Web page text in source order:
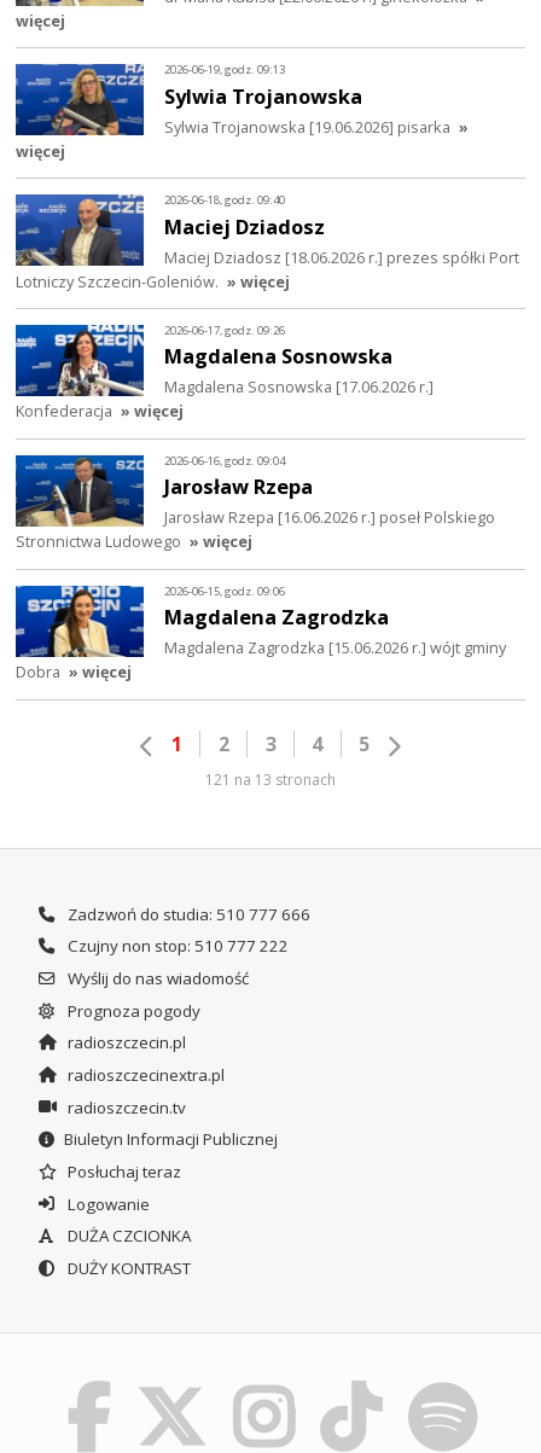
więcej
2026-06-19, godz. 09:13
Sylwia Trojanowska
Sylwia Trojanowska [19.06.2026] pisarka »
więcej
2026-06-18, godz. 09:40
Maciej Dziadosz
Maciej Dziadosz [18.06.2026 r.] prezes spółki Port
Lotniczy Szczecin-Goleniów. » więcej
2026-06-17, godz. 09:26
Magdalena Sosnowska
Magdalena Sosnowska [17.06.2026 r.]
Konfederacja » więcej
2026-06-16, godz. 09:04
Jarosław Rzepa
Jarosław Rzepa [16.06.2026 r.] poseł Polskiego
Stronnictwa Ludowego » więcej
2026-06-15, godz. 09:06
Magdalena Zagrodzka
Magdalena Zagrodzka [15.06.2026 r.] wójt gminy
Dobra » więcej
1 2 3 4 5
121 na 13 stronach
Zadzwoń do studia: 510 777 666
Czujny non stop: 510 777 222
Wyślij do nas wiadomość
Prognoza pogody
radioszczecin.pl
radioszczecinextra.pl
radioszczecin.tv
Biuletyn Informacji Publicznej
Posłuchaj teraz
Logowanie
DUŻA CZCIONKA
DUŻY KONTRAST